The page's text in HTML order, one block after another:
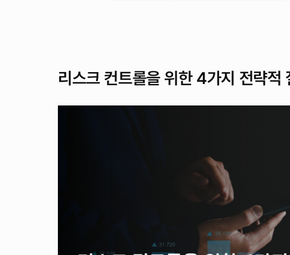
리스크 컨트롤을 위한 4가지 전략적